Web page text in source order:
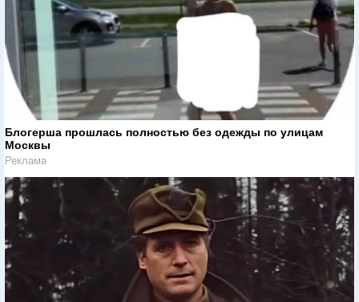
Блогерша прошлась полностью без одежды по улицам
Москвы
Реклама